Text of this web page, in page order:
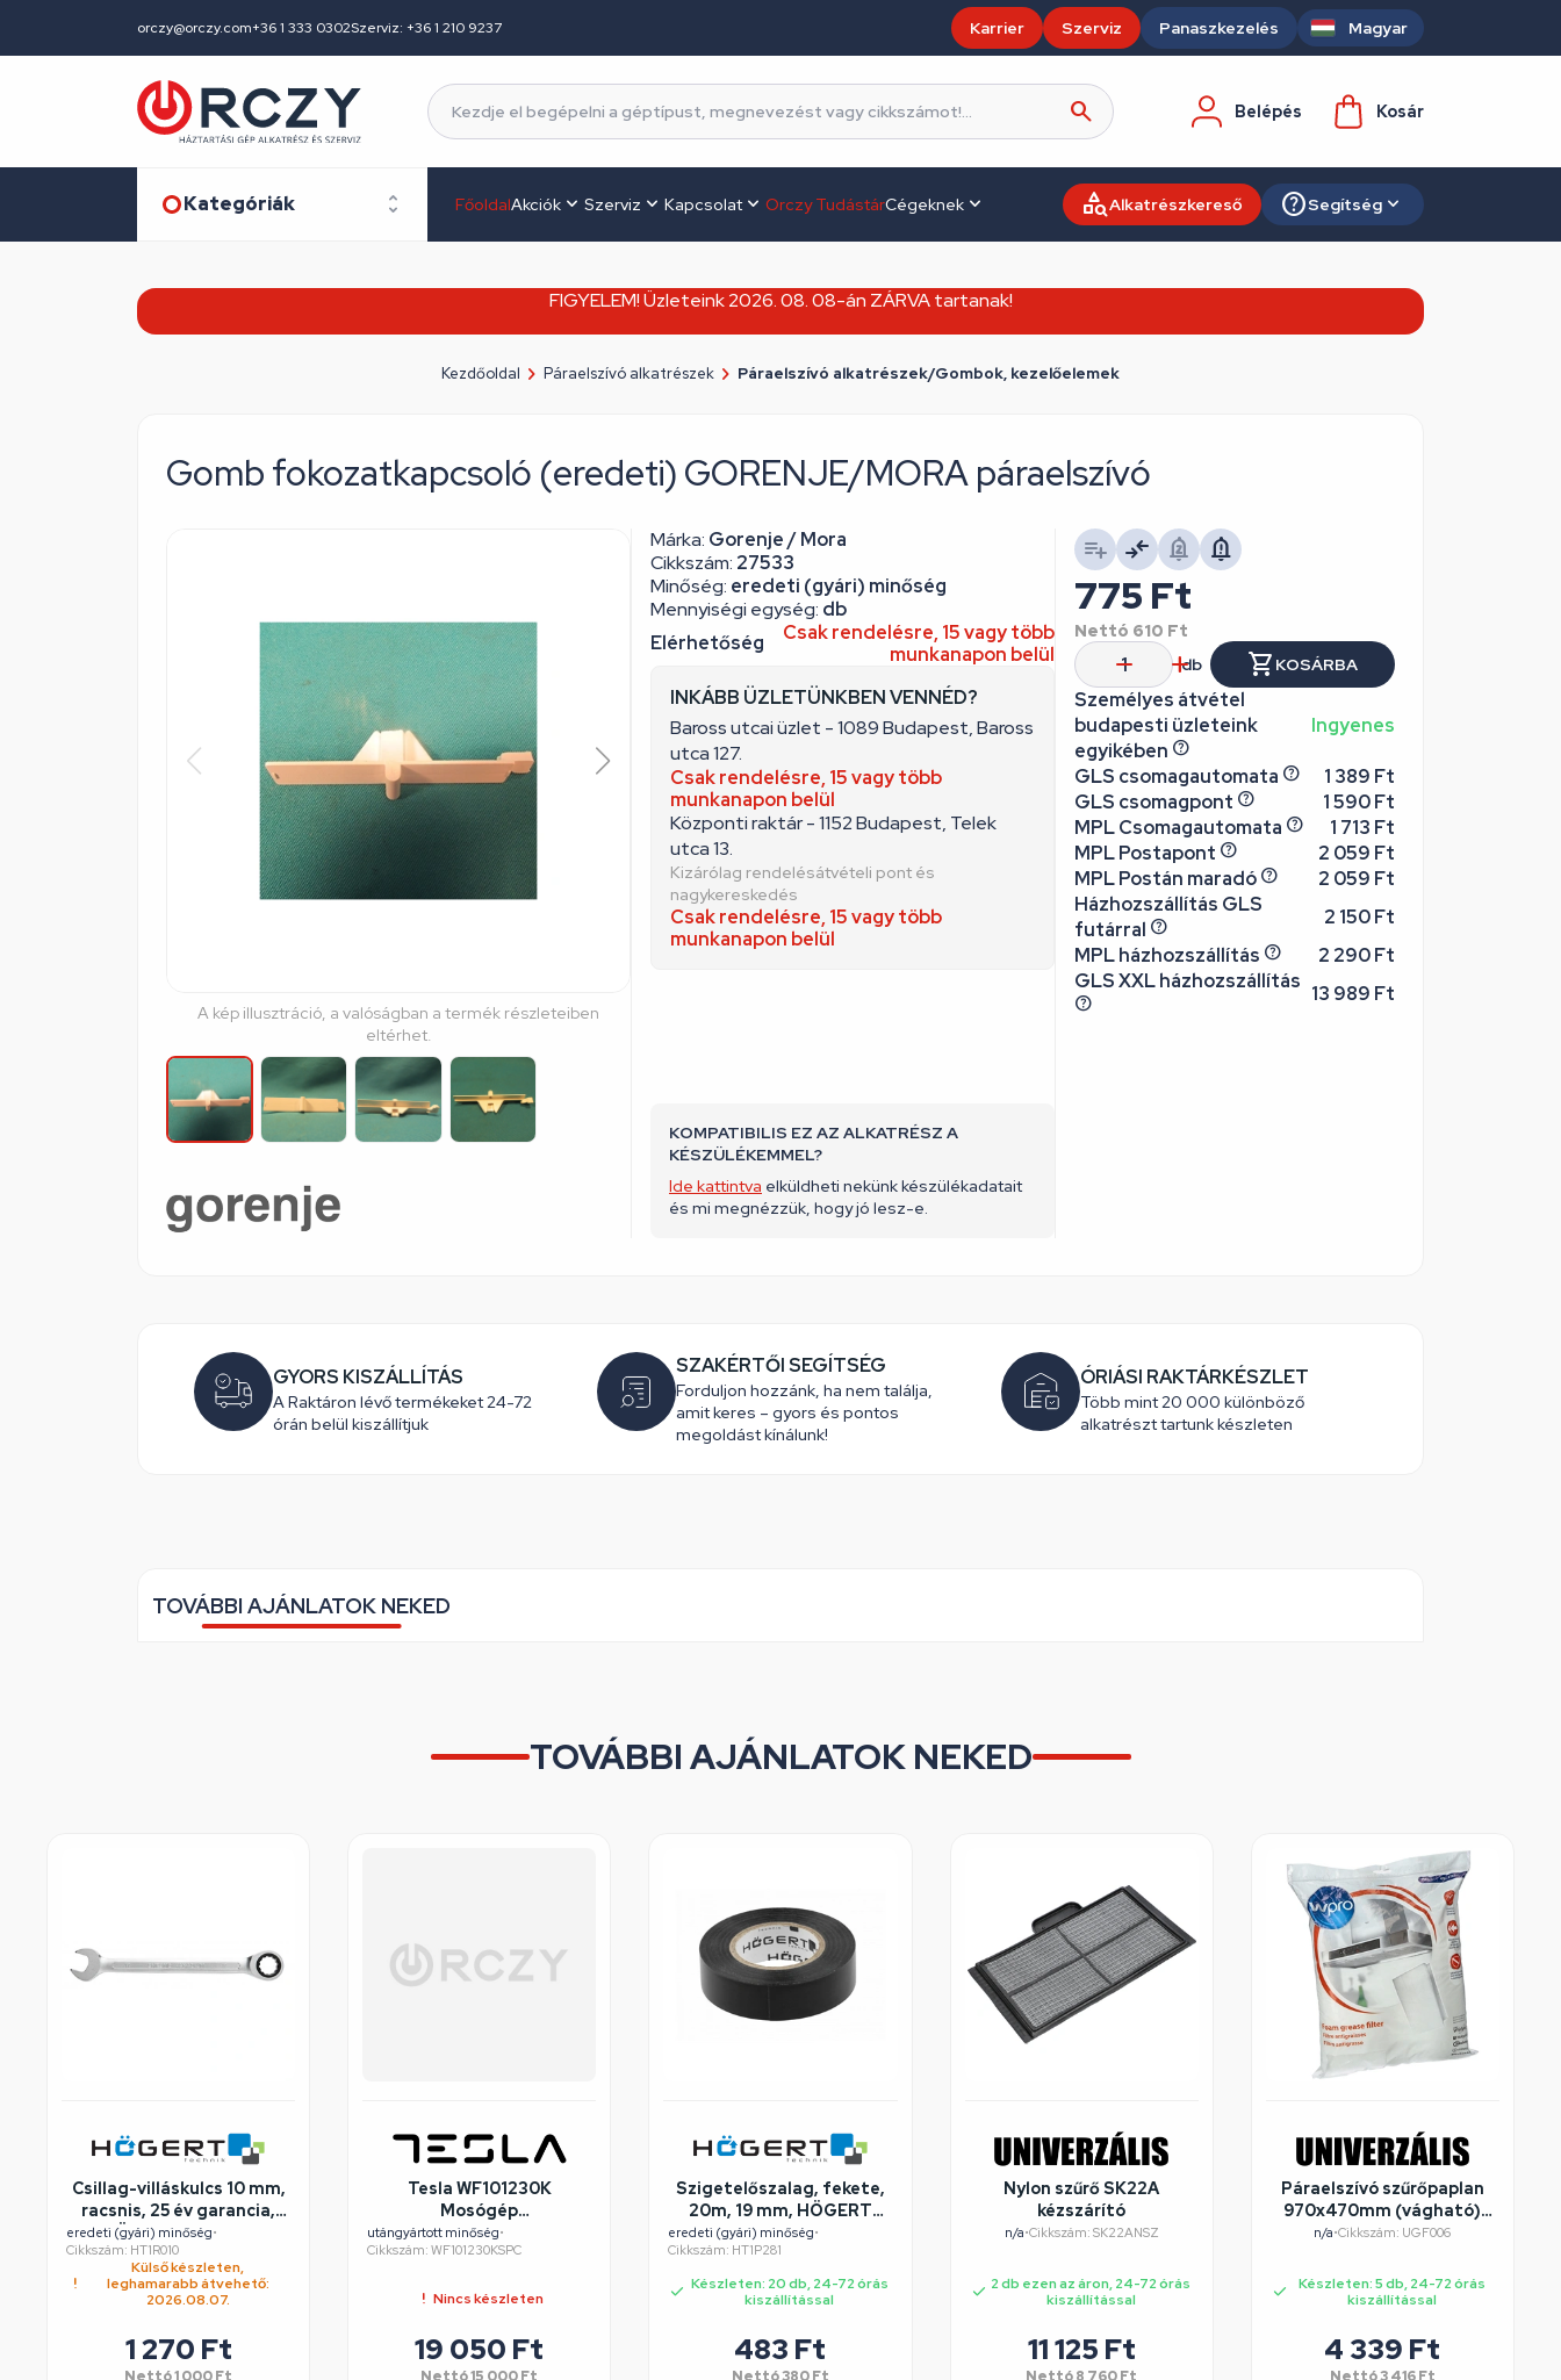
orczy@orczy.com+36 1 333 0302Szerviz: +36 1 210 9237 Karrier Szerviz Panaszkezelés Magyar
Belépés Kosár
Kategóriák FőoldalAkciók Szerviz Kapcsolat Orczy TudástárCégeknek Alkatrészkereső Segítség
FIGYELEM! Üzleteink 2026. 08. 08-án ZÁRVA tartanak!
Gomb fokozatkapcsoló (eredeti) GORENJE/MORA páraelszívó
eltérhet.
Cikkszám:27533
Minőség:eredeti (gyári) minőség
Mennyiségi egység:db
Elérhetőség
Csak rendelésre, 15 vagy több
munkanapon belül
Baross utcai üzlet - 1089 Budapest, Baross
utca 127.
Csak rendelésre, 15 vagy több
munkanapon belül
Központi raktár - 1152 Budapest, Telek
utca 13.
Kizárólag rendelésátvételi pont és
nagykereskedés
Csak rendelésre, 15 vagy több
munkanapon belül
KÉSZÜLÉKEMMEL?
Ide kattintvaelküldheti nekünk készülékadatait
és mi megnézzük, hogy jó lesz-e.
775Ft
Nettó610
Ft
db
KOSÁRBA
Személyes átvétel
budapesti üzleteink
egyikében
GLS csomagautomata
GLS csomagpont
1 590 Ft
MPL Csomagautomata
1 713 Ft
MPL Postapont
2 059 Ft
MPL Postán maradó
2 059 Ft
Házhozszállítás GLS
futárral
MPL házhozszállítás
GLS XXL házhozszállítás
A Raktáron lévő termékeket 24-72
órán belül kiszállítjuk
Forduljon hozzánk, ha nem találja,
amit keres – gyors és pontos
megoldást kínálunk!
Több mint 20 000 különböző
alkatrészt tartunk készleten
TOVÁBBI AJÁNLATOK NEKED
Csillag-villáskulcs 10 mm,
racsnis, 25 év garancia,
HÖGERT HT1R010
eredeti (gyári) minőség•
Cikkszám: HT1R010
Külső készleten,
leghamarabb átvehető:
2026.08.07.
Nettó 1 000 Ft
Tesla WF101230K
Mosógép
felújított/szépséghibás
utángyártott minőség•
Cikkszám: WF101230KSPC
Nettó15 000Ft
Szigetelőszalag, fekete,
20m, 19 mm, HÖGERT
HT1P281
eredeti (gyári) minőség•
Cikkszám: HT1P281
kiszállítással
Nettó380 Ft
Nylon szűrő SK22A
kézszárító
Cikkszám: SK22ANSZ
kiszállítással
Nettó8 760 Ft
Páraelszívó szűrőpaplan
970x470mm (vágható)
150g/m2 WPRO UGF016
n/a•Cikkszám: UGF006
kiszállítással
Nettó3 416Ft